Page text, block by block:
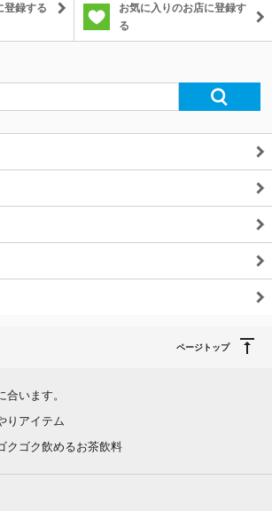
登録する
お気に入りのお店に登録す
る
ページトップ
います。
りアイテム
クゴク飲めるお茶飲料